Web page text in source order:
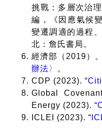
挑戰：多層次治
編，《因應氣候
變遷調適的過程
北：詹氏書局。
經濟部（2019）
辦法〉 。
CDP (2023). “
Global
Energy (2023). “
ICLEI (2023). “